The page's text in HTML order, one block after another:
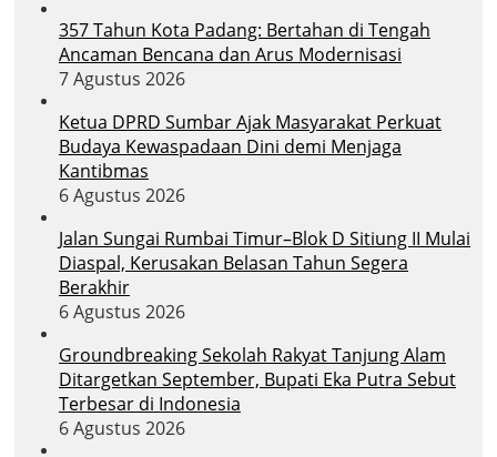
357 Tahun Kota Padang: Bertahan di Tengah
Ancaman Bencana dan Arus Modernisasi
7 Agustus 2026
Ketua DPRD Sumbar Ajak Masyarakat Perkuat
Budaya Kewaspadaan Dini demi Menjaga
Kantibmas
6 Agustus 2026
Jalan Sungai Rumbai Timur–Blok D Sitiung II Mulai
Diaspal, Kerusakan Belasan Tahun Segera
Berakhir
6 Agustus 2026
Groundbreaking Sekolah Rakyat Tanjung Alam
Ditargetkan September, Bupati Eka Putra Sebut
Terbesar di Indonesia
6 Agustus 2026